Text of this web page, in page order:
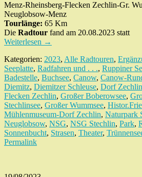
Menz-Rheinsberg-Flecken Zechlin-Gr.
Neuglobsow-Menz
Tourlänge: 65 Km
Die Radtour fand am 20.08.2023 statt
Weiterlesen →
Kategorien: 2023, Alle Radtouren,
Seeplatte, Radfahren und . . ., Ruppiner
Badestelle, Buchsee, Canow, Canow-
Diemitz, Diemitzer Schleuse, Dorf Zechlin
Flecken Zechlin, Großer Boberowsee,
Stechlinsee, Großer Wummsee,
Mühlenmuseum-Dorf Zechlin, Naturpark
Neuglobsow, NSG, NSG Stechlin, Park,
Sonnenbucht, Strasen, Theater,
Permalink